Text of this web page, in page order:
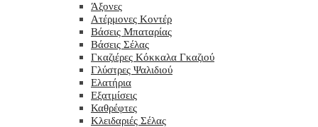
Άξονες
Ατέρμονες Κοντέρ
Βάσεις Μπαταρίας
Βάσεις Σέλας
Γκαζιέρες Κόκκαλα Γκαζιού
Γλύστρες Ψαλιδιού
Ελατήρια
Εξατμίσεις
Καθρέφτες
Κλειδαριές Σέλας